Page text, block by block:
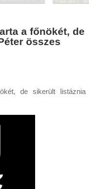
a főnökét, de
összes
de sikerült listáznia